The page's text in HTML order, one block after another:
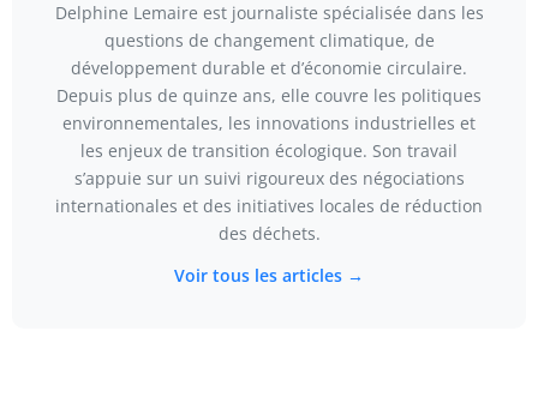
Delphine Lemaire est journaliste spécialisée dans les
questions de changement climatique, de
développement durable et d’économie circulaire.
Depuis plus de quinze ans, elle couvre les politiques
environnementales, les innovations industrielles et
les enjeux de transition écologique. Son travail
s’appuie sur un suivi rigoureux des négociations
internationales et des initiatives locales de réduction
des déchets.
Voir tous les articles →